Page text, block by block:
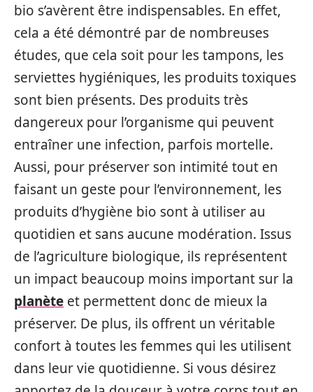
bio s’avèrent être indispensables. En effet,
cela a été démontré par de nombreuses
études, que cela soit pour les tampons, les
serviettes hygiéniques, les produits toxiques
sont bien présents. Des produits très
dangereux pour l’organisme qui peuvent
entraîner une infection, parfois mortelle.
Aussi, pour préserver son intimité tout en
faisant un geste pour l’environnement, les
produits d’hygiène bio sont à utiliser au
quotidien et sans aucune modération. Issus
de l’agriculture biologique, ils représentent
un impact beaucoup moins important sur la
planète et permettent donc de mieux la
préserver. De plus, ils offrent un véritable
confort à toutes les femmes qui les utilisent
dans leur vie quotidienne. Si vous désirez